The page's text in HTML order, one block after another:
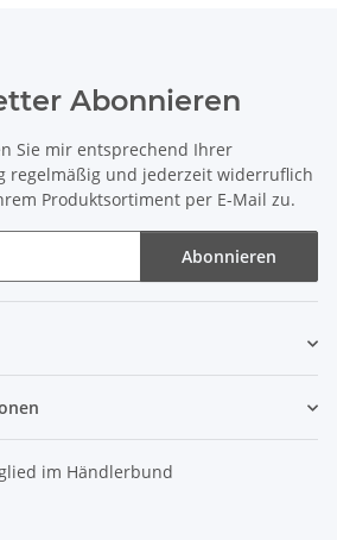
Abonnieren
Sie mir entsprechend Ihrer
regelmäßig und jederzeit widerruflich
Produktsortiment per E-Mail zu.
Abonnieren